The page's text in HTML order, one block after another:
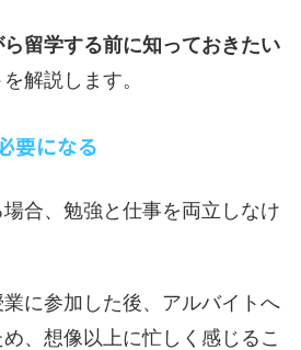
留学する前に知っておきたい
を解説します。
要になる
合、勉強と仕事を両立しなけ
に参加した後、アルバイトへ
、想像以上に忙しく感じるこ